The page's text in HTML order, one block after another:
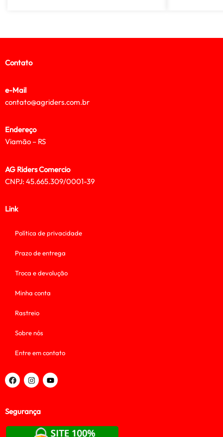
Contato
e-Mail
contato@agriders.com.br
Endereço
Viamão – RS
AG Riders Comercio
CNPJ: 45.665.309/0001-39
Link
Política de privacidade
Prazo de entrega
Troca e devolução
Minha conta
Rastreio
Sobre nós
Entre em contato
Segurança